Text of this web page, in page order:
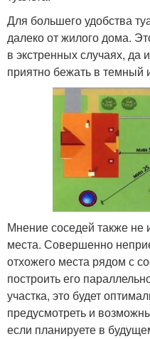
Для большего удобства
далеко от жилого дома.
в экстренных случаях, да
приятно бежать в темный
Мнение соседей также не
места. Совершенно
отхожего места рядом с
построить его
участка, это будет
предусмотреть и
если планируете в